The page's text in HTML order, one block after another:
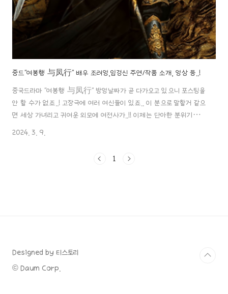
중드"여봉행 与凤行" 배우 조려영,임경신 주연/작품 소개, 영상 등..!
중국드라마 "여봉행 与凤行" 방영날짜가 곧 다가오고 있으니 포스팅을
안 할 수가 없죠..! 고장극에 여러 여신들이 있죠.. 이 분으로 말할거 같으
면 세상 가녀리고 귀여운 외모에 여전사가..!! 이제는 단아한 분위기까지
자아내며 여자가 봐도 설렘유발하는 그녀.. 조려영 배우와 임경신 배우
동화 원작: 《본왕재차 本王在此》 (여봉행 与凤行) 원작자: 구로
2024. 3. 9.
1
Designed by 티스토리
© Daum Corp.